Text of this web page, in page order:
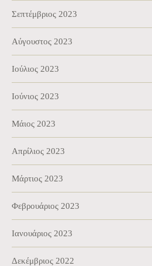
Σεπτέμβριος 2023
Αύγουστος 2023
Ιούλιος 2023
Ιούνιος 2023
Μάιος 2023
Απρίλιος 2023
Μάρτιος 2023
Φεβρουάριος 2023
Ιανουάριος 2023
Δεκέμβριος 2022